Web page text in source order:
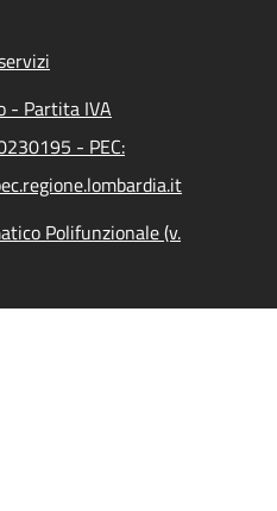
- Partita IVA
- PEC:
Polifunzionale (v.